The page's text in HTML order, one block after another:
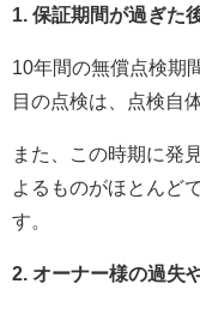
1. 保証期間が過ぎた
10年間の無償点検期
目の点検は、点検自
また、この時期に発
よるものがほとんど
す。
2. オーナー様の過失